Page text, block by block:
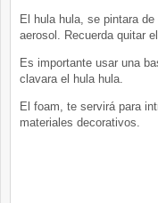
El hula hula, se pintara
aerosol. Recuerda quitar
Es importante usar una
clavara el hula hula.
El foam, te servirá para
materiales decorativos.